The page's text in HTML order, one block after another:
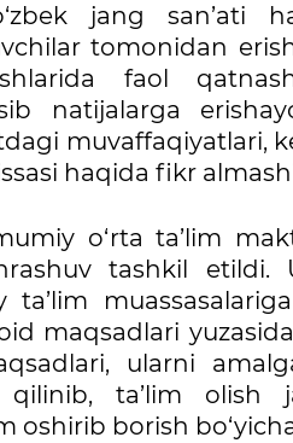
jang san’ati
tomonidan
faol
natijalarga
muvaffaqiyatlari,
haqida fikr
o‘rta ta’lim
tashkil etildi.
ta’lim
maqsadlari
ularni
ta’lim olish
oshirib borish